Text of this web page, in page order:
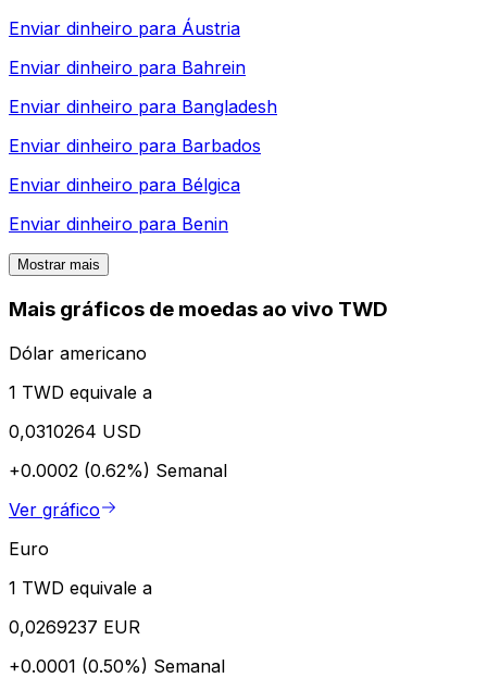
Enviar dinheiro para Áustria
Enviar dinheiro para Bahrein
Enviar dinheiro para Bangladesh
Enviar dinheiro para Barbados
Enviar dinheiro para Bélgica
Enviar dinheiro para Benin
Mostrar mais
Mais gráficos de moedas ao vivo TWD
Dólar americano
1 TWD equivale a
0,0310264 USD
+0.0002 (0.62%) Semanal
Ver gráfico
Euro
1 TWD equivale a
0,0269237 EUR
+0.0001 (0.50%) Semanal